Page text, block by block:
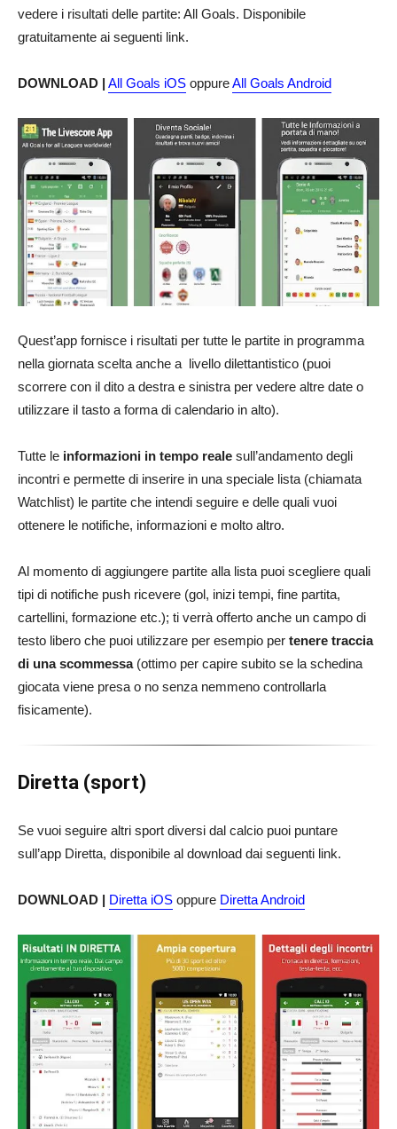
vedere i risultati delle partite: All Goals. Disponibile
gratuitamente ai seguenti link.
DOWNLOAD | All Goals iOS oppureAll Goals Android
Quest’app fornisce i risultati per tutte le partite in programma
nella giornata scelta anche a livello dilettantistico (puoi
scorrere con il dito a destra e sinistra per vedere altre date o
utilizzare il tasto a forma di calendario in alto).
Tutte le informazioni in tempo reale sull’andamento degli
incontri e permette di inserire in una speciale lista (chiamata
Watchlist) le partite che intendi seguire e delle quali vuoi
ottenere le notifiche, informazioni e molto altro.
Al momento di aggiungere partite alla lista puoi scegliere quali
tipi di notifiche push ricevere (gol, inizi tempi, fine partita,
cartellini, formazione etc.); ti verrà offerto anche un campo di
testo libero che puoi utilizzare per esempio per tenere traccia
di una scommessa(ottimo per capire subito se la schedina
giocata viene presa o no senza nemmeno controllarla
fisicamente).
Diretta (sport)
Se vuoi seguire altri sport diversi dal calcio puoi puntare
sull’app Diretta, disponibile al download dai seguenti link.
DOWNLOAD | Diretta iOS oppure Diretta Android